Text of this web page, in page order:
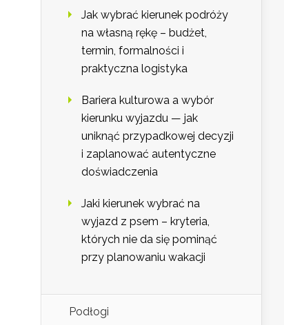
Jak wybrać kierunek podróży
na własną rękę – budżet,
termin, formalności i
praktyczna logistyka
Bariera kulturowa a wybór
kierunku wyjazdu — jak
uniknąć przypadkowej decyzji
i zaplanować autentyczne
doświadczenia
Jaki kierunek wybrać na
wyjazd z psem – kryteria,
których nie da się pominąć
przy planowaniu wakacji
Podłogi